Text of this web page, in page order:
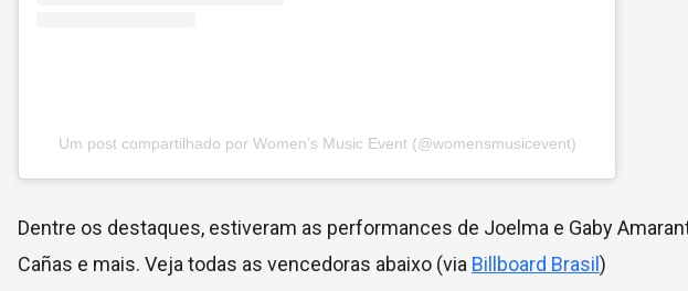
Um post compartilhado por Women’s Music Event (@womensmusicevent)
Dentre os destaques, estiveram as performances de Joelma e Gaby
Cañas e mais. Veja todas as vencedoras abaixo (via Billboard Brasil)